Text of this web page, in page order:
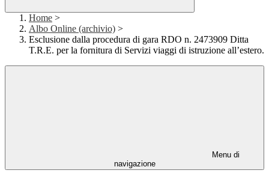
Home >
Albo Online (archivio) >
Esclusione dalla procedura di gara RDO n. 2473909 Ditta
T.R.E. per la fornitura di Servizi viaggi di istruzione all’estero.
Menu di
navigazione